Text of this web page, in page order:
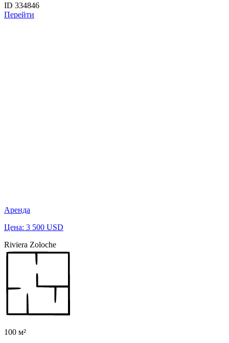
ID 334846
Перейти
Аренда
Цена: 3 500 USD
Riviera Zoloche
100 м²